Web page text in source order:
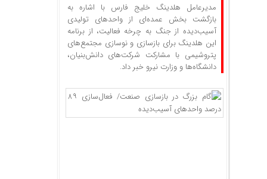
مدیرعامل هلدینگ خلیج فارس با اشاره به
بازگشت بخش عمده‌ای از واحد‌های تولیدی
آسیب‌دیده از جنگ به چرخه فعالیت، از برنامه
این هلدینگ برای بازسازی و نوسازی مجتمع‌های
پتروشیمی با مشارکت شرکت‌های دانش‌بنیان،
دانشگاه‌ها و وزارت نیرو خبر داد.